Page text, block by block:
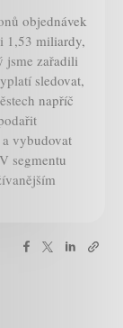
objednávek
1,53 miliardy,
jsme zařadili
sledovat,
napříč
vybudovat
segmentu